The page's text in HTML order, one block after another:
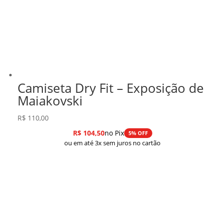
Camiseta Dry Fit – Exposição de
Maiakovski
R$ 110,00
R$104,50no Pix 5% OFF
ou em até 3x sem juros no cartão